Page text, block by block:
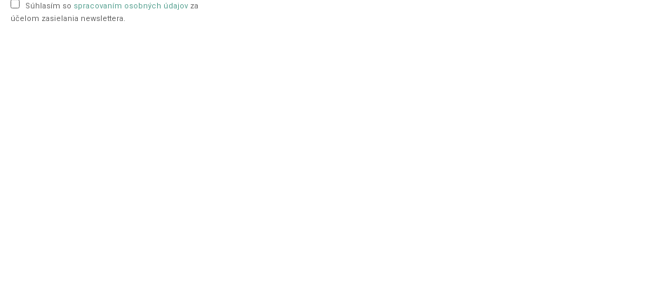
Súhlasím so spracovaním osobných údajov za
účelom zasielania newslettera.